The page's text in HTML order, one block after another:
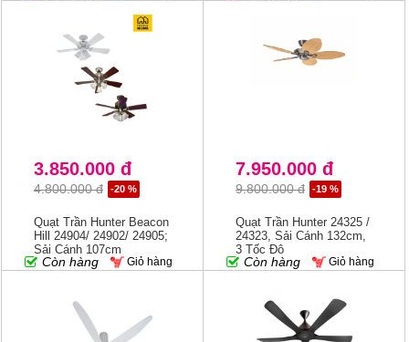
3.850.000 đ
4.800.000 đ -20 %
Quạt Trần Hunter Beacon
Hill 24904/ 24902/ 24905;
Sải Cánh 107cm
Còn hàng Giỏ hàng
7.950.000 đ
9.800.000 đ -19 %
Quạt Trần Hunter 24325 /
24323, Sải Cánh 132cm,
3 Tốc Độ
Còn hàng Giỏ hàng